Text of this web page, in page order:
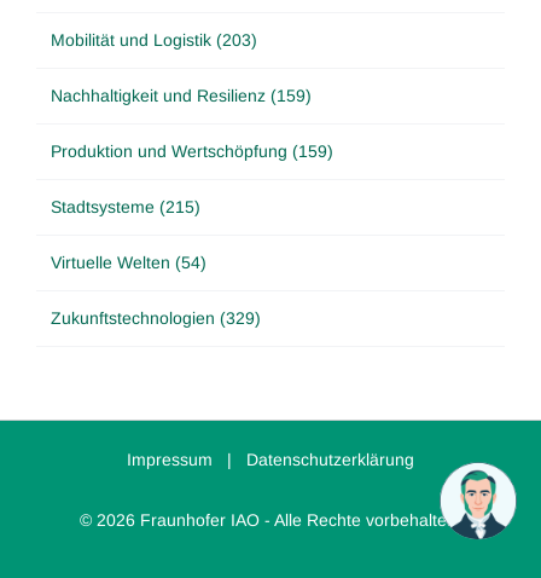
Mobilität und Logistik (203)
Nachhaltigkeit und Resilienz (159)
Produktion und Wertschöpfung (159)
Stadtsysteme (215)
Virtuelle Welten (54)
Zukunftstechnologien (329)
Impressum | Datenschutzerklärung
© 2026 Fraunhofer IAO - Alle Rechte vorbehalten.